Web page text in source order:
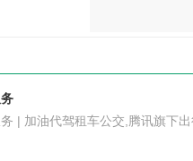
| 加油代驾租车公交,腾讯旗下